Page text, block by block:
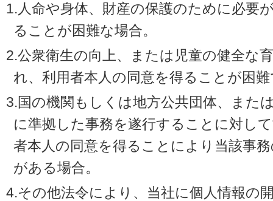
1.人命や身体、財産の保護のために必要
ることが困難な場合。
2.公衆衛生の向上、または児童の健全な
れ、利用者本人の同意を得ることが困
3.国の機関もしくは地方公共団体、また
に準拠した事務を遂行することに対し
者本人の同意を得ることにより当該事
がある場合。
4.その他法令により、当社に個人情報の